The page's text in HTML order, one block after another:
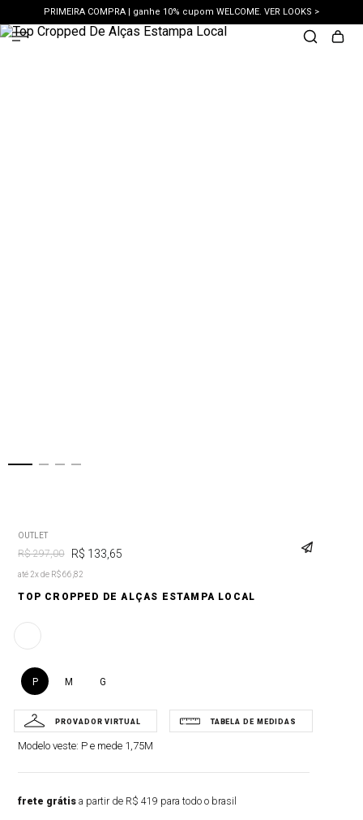
PRIMEIRA COMPRA | ganhe 10% cupom WELCOME. VER LOOKS >
PIX | 5% off no pix à vista. APROVEITAR >
OUTLET
R$ 297,00 R$ 133 65
até 2x de R$ 66,82
TOP CROPPED DE ALÇAS ESTAMPA LOCAL
P M G
Modelo veste: P e mede 1,75M
frete grátis a partir de R$ 419 para todo o brasil